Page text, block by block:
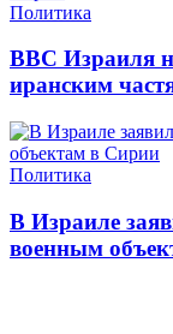
Политика
ВВС Израиля
иранским
Политика
В Израиле
военным